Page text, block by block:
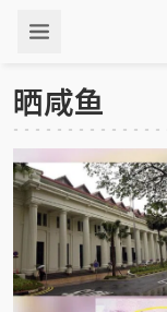
晒咸鱼